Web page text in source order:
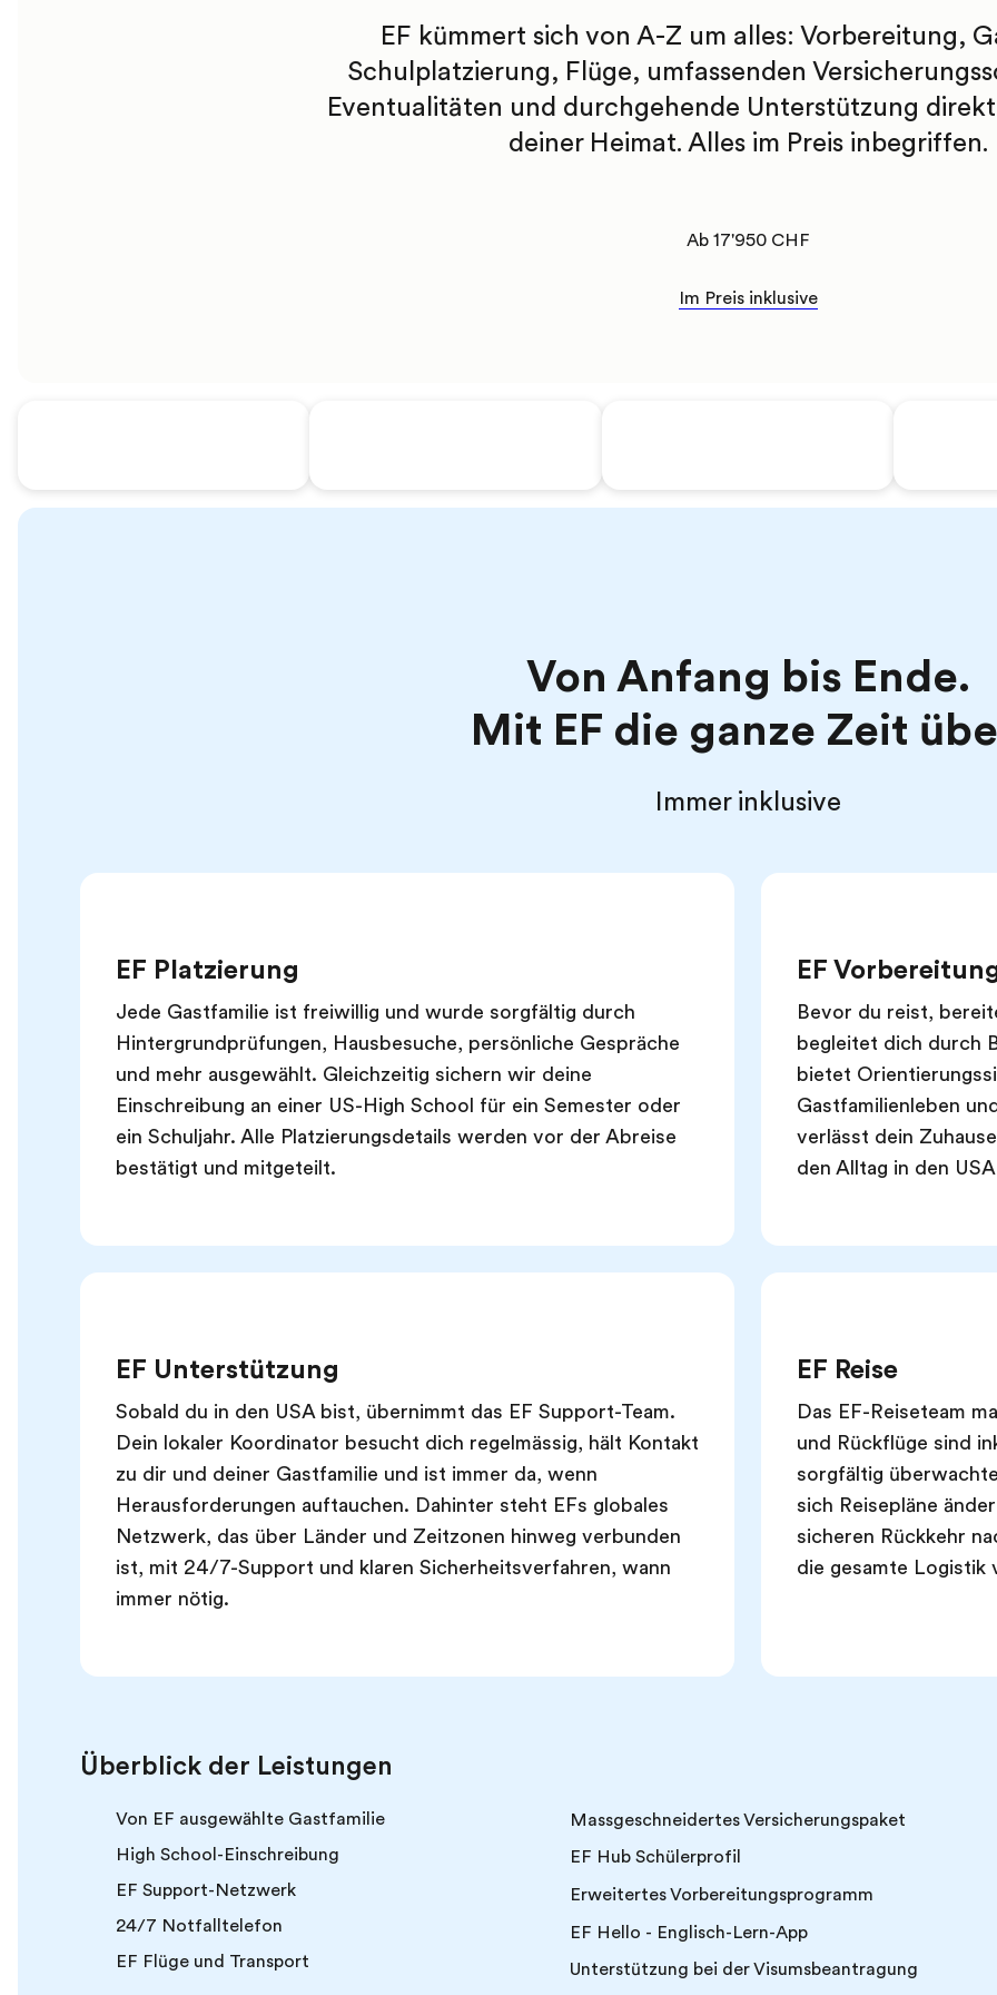
EF kümmert sich von A-Z um alles: Vorbereitung,
Schulplatzierung, Flüge, umfassenden
Eventualitäten und durchgehende Unterstützung
deiner Heimat. Alles im Preis inbegriffen.
Ab 17'950 CHF
Im Preis inklusive
Von Anfang bis Ende.
Mit EF die ganze Zeit
Immer inklusive
EF Platzierung
Jede Gastfamilie ist freiwillig und wurde sorgfältig durch
Hintergrundprüfungen, Hausbesuche, persönliche Gespräche
und mehr ausgewählt. Gleichzeitig sichern wir deine
Einschreibung an einer US-High School für ein Semester oder
ein Schuljahr. Alle Platzierungsdetails werden vor der Abreise
bestätigt und mitgeteilt.
EF
Bevor du reist,
begleitet dich durch
bietet
Gastfamilienleben
verlässt dein
den Alltag in den
EF Unterstützung
Sobald du in den USA bist, übernimmt das EF Support-Team.
Dein lokaler Koordinator besucht dich regelmässig, hält Kontakt
zu dir und deiner Gastfamilie und ist immer da, wenn
Herausforderungen auftauchen. Dahinter steht EFs globales
Netzwerk, das über Länder und Zeitzonen hinweg verbunden
ist, mit 24/7-Support und klaren Sicherheitsverfahren, wann
immer nötig.
EF Reise
Das EF-Reiseteam
und Rückflüge sind
sorgfältig
sich Reisepläne
sicheren Rückkehr
die gesamte Logistik
Überblick der Leistungen
Von EF ausgewählte Gastfamilie
High School-Einschreibung
EF Support-Netzwerk
24/7 Notfalltelefon
EF Flüge und Transport
Massgeschneidertes Versicherungspaket
EF Hub Schülerprofil
Erweitertes Vorbereitungsprogramm
EF Hello - Englisch-Lern-App
Unterstützung bei der Visumsbeantragung